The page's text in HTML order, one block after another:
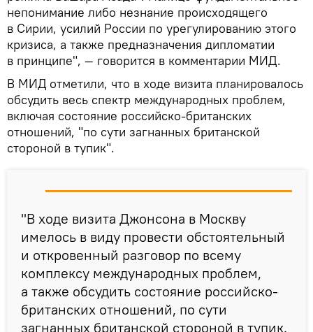
непонимание либо незнание происходящего
в Сирии, усилий России по урегулированию этого
кризиса, а также предназначения дипломатии
в принципе", — говорится в комментарии МИД.
В МИД отметили, что в ходе визита планировалось
обсудить весь спектр международных проблем,
включая состояние российско-британских
отношений, "по сути загнанных британской
стороной в тупик".
"В ходе визита Джонсона в Москву
имелось в виду провести обстоятельный
и откровенный разговор по всему
комплексу международных проблем,
а также обсудить состояние российско-
британских отношений, по сути
загнанных британской стороной в тупик.